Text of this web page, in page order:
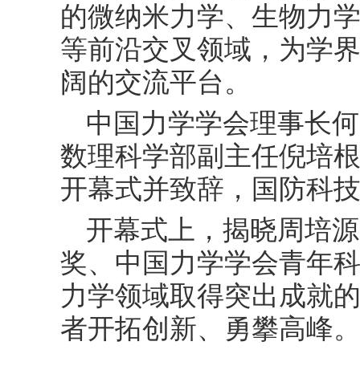
的微纳米力学、生物力
等前沿交叉领域，为学
阔的交流平台。
中国力学学会理事长
数理科学部副主任倪培
开幕式并致辞，国防科
开幕式上，揭晓周培
奖、中国力学学会青年
力学领域取得突出成就
者开拓创新、勇攀高峰。